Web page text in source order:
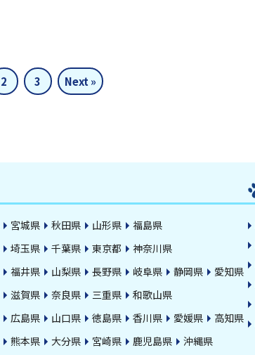
2 3 Next »
宮城県 秋田県 山形県
福島県
埼玉県 千葉県 東京都
神奈川県
福井県 山梨県 長野県 岐阜県 静岡県
愛知県
滋賀県 奈良県 三重県
和歌山県
広島県 山口県 徳島県 香川県 愛媛県
高知県
熊本県 大分県 宮崎県 鹿児島県 沖縄県